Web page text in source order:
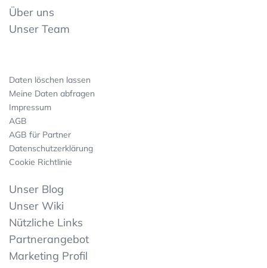
Über uns
Unser Team
Daten löschen lassen
Meine Daten abfragen
Impressum
AGB
AGB für Partner
Datenschutzerklärung
Cookie Richtlinie
Unser Blog
Unser Wiki
Nützliche Links
Partnerangebot
Marketing Profil